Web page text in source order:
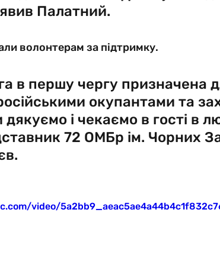
Палатний.
волонтерам за підтримку.
в першу чергу призначена
окупантами та
дякуємо і чекаємо в гості в
72 ОМБр ім. Чорних
video/